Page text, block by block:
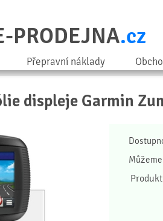
PRODEJNA.cz
Přepravní náklady
displeje Garmin